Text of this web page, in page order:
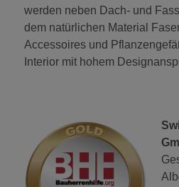
werden neben Dach- und
dem natürlichen Material
Accessoires und
Interior mit hohem